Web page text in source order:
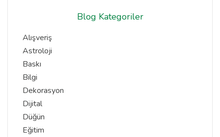
Blog Kategoriler
Alışveriş
Astroloji
Baskı
Bilgi
Dekorasyon
Dijital
Düğün
Eğitim